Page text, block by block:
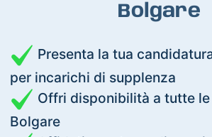
Bolgare
Presenta la tua
per incarichi di supplenza
Offri disponibilità a tutte
Bolgare